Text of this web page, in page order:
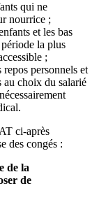
qui ne
nourrice ;
et les bas
la plus
;
personnels et
au choix du salarié
ci-après
des congés :
de la
de